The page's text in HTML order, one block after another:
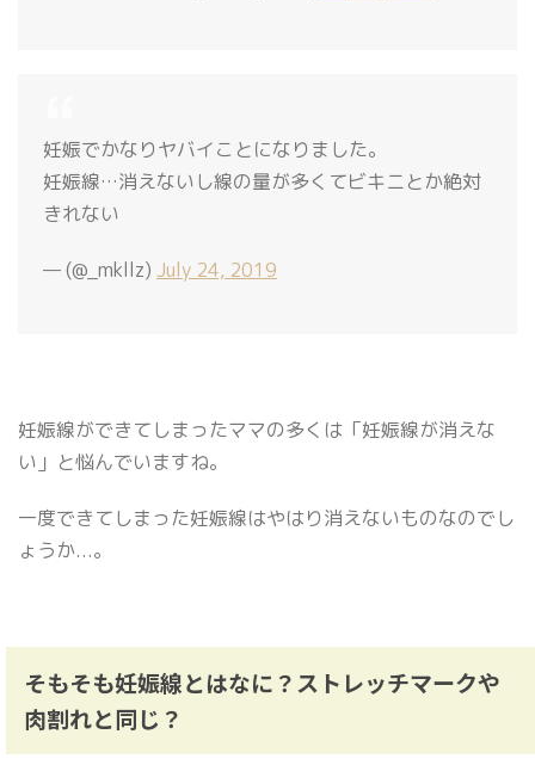
妊娠でかなりヤバイことになりました。
妊娠線…消えないし線の量が多くてビキニとか絶対
きれない
— (@_mkllz) July 24, 2019
妊娠線ができてしまったママの多くは「妊娠線が消えな
い」と悩んでいますね。
一度できてしまった妊娠線はやはり消えないものなのでし
ょうか...。
そもそも妊娠線とはなに？ストレッチマークや
肉割れと同じ？